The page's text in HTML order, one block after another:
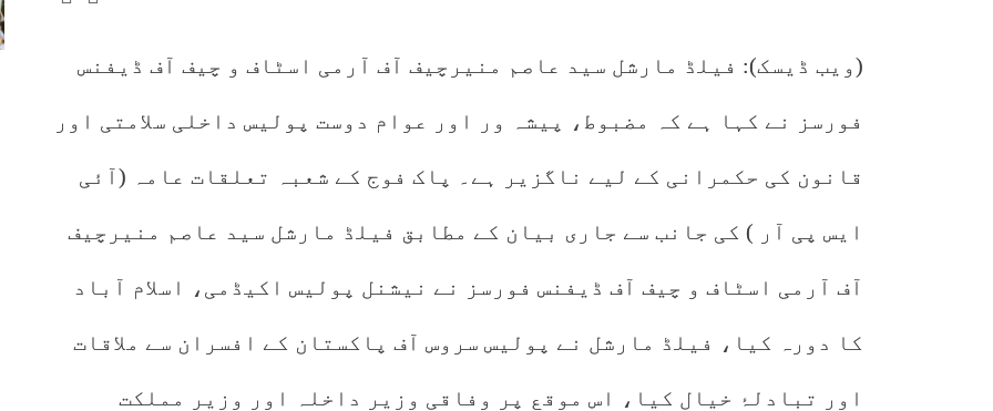
(ویب ڈیسک): فیلڈ مارشل سید عاصم منیرچیف آف آرمی اسٹاف و چیف آف ڈیفنس
فورسز نے کہا ہے کہ مضبوط، پیشہ ور اور عوام دوست پولیس داخلی سلامتی اور
قانون کی حکمرانی کے لیے ناگزیر ہے۔ پاک فوج کے شعبہ تعلقات عامہ (آئی
ایس پی آر ) کی جانب سے جاری بیان کے مطابق فیلڈ مارشل سید عاصم منیرچیف
آف آرمی اسٹاف و چیف آف ڈیفنس فورسز نے نیشنل پولیس اکیڈمی، اسلام آباد
کا دورہ کیا، فیلڈ مارشل نے پولیس سروس آف پاکستان کے افسران سے ملاقات
اور تبادلۂ خیال کیا، اس موقع پر وفاقی وزیر داخلہ اور وزیرِ مملکت